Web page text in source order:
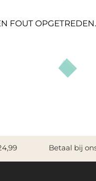
FOUT
Betaal bij